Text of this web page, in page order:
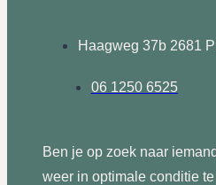
Haagweg 37b 2681
06 1250 6525
Ben je op zoek naar
weer in optimale conditie